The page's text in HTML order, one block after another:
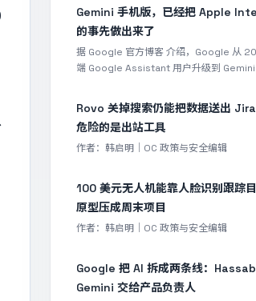
Gemini 手机版，已经把 Apple
的事先做出来了
据 Google 官方博客 介绍，Google 从
端 Google Assistant 用户升级到
Rovo 关掉搜索仍能把数据送出
危险的是出站工具
作者：韩启明｜OC 政策与安全编辑
100 美元无人机能靠人脸识别跟踪
原型压成周末项目
作者：韩启明｜OC 政策与安全编辑
Google 把 AI 拆成两条线：
Gemini 交给产品负责人